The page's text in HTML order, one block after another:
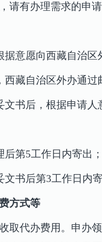
请有办理需求的申
据意愿向西藏自治
西藏自治区外办通过
文书后，根据申请
后第5工作日内寄出
文书后第3工作日内
方式等
取代办费用。申办